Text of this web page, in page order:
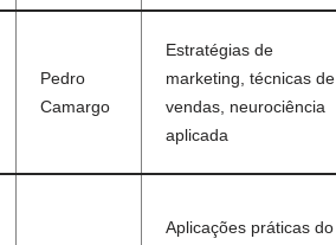
Pedro
Camargo
Estratégias de
marketing, técnicas de
vendas, neurociência
aplicada
Aplicações práticas do